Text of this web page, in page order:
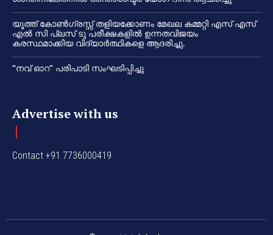
യൂത്ത് കോൺഗ്രസ്സ് തളിയക്കോണം മേഖല കമ്മറ്റി എസ് എസ്
എൽ സി പ്ലസ് ടു പരീക്ഷകളിൽ ഉന്നതവിജയം
കരസ്ഥമാക്കിയ വിദ്യാർത്ഥികളെ ആദരിച്ചു.
“നവ് ഓറ” പരിപാടി സംഘടിപ്പിച്ചു
Advertise with us
Contact +91 7736000419